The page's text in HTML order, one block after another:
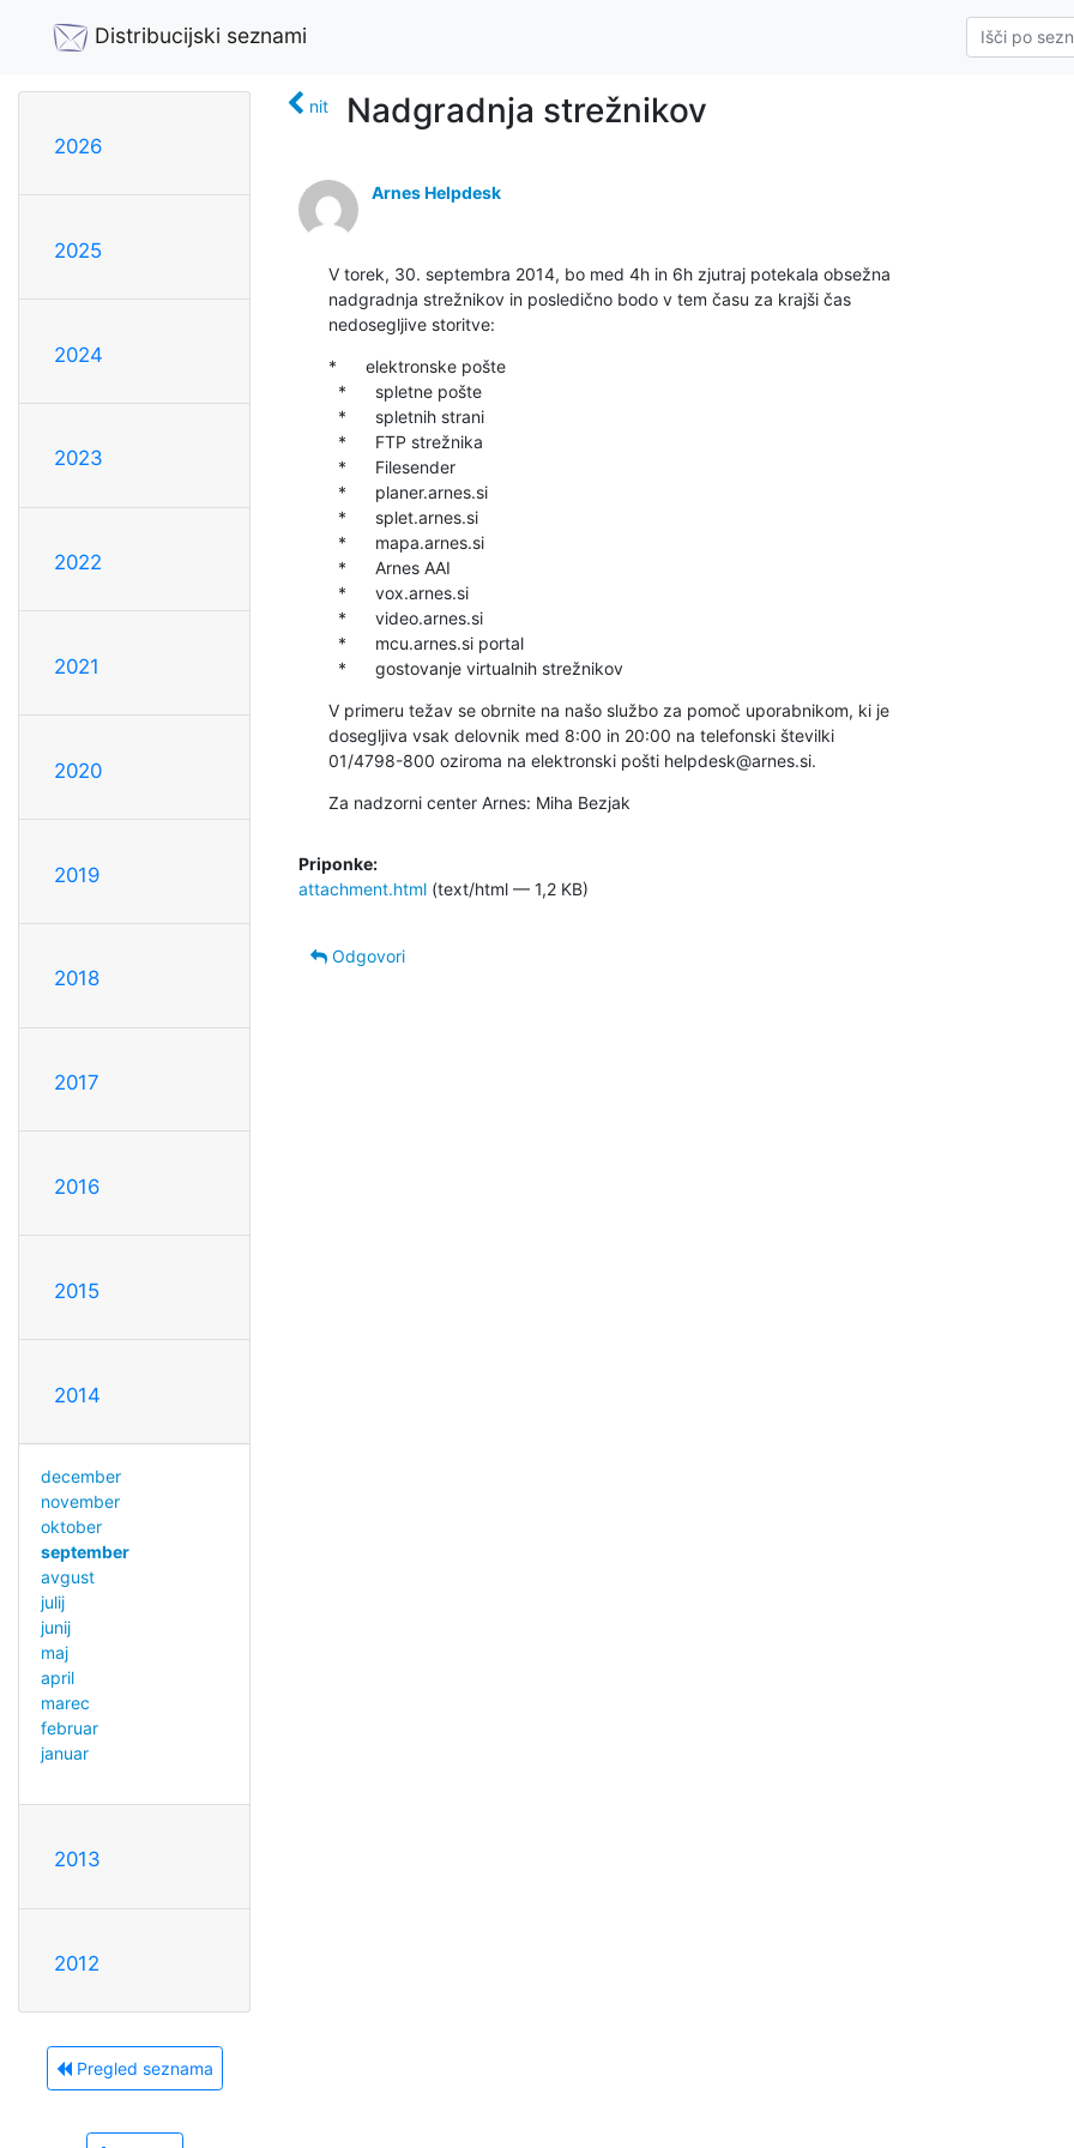
Distribucijski seznami
2026
2025
2024
2023
2022
2021
2020
2019
2018
2017
2016
2015
2014
december
november
oktober
september
avgust
julij
junij
maj
april
marec
februar
januar
2013
2012
Pregled seznama
nit Nadgradnja strežnikov
Arnes Helpdesk
V torek, 30. septembra 2014, bo med 4h in 6h zjutraj potekala obsežna
nadgradnja strežnikov in posledično bodo v tem času za krajši čas
nedosegljive storitve:
*      elektronske pošte
  *      gostovanje virtualnih strežnikov
V primeru težav se obrnite na našo službo za pomoč uporabnikom, ki je
dosegljiva vsak delovnik med 8:00 in 20:00 na telefonski številki
01/4798-800 oziroma na elektronski pošti helpdesk@arnes.si.
Za nadzorni center Arnes: Miha Bezjak
Priponke:
attachment.html (text/html — 1,2 KB)
Odgovori